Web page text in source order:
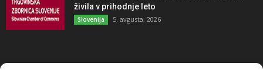
živila v prihodnje leto
Slovenija 5. avgusta, 2026